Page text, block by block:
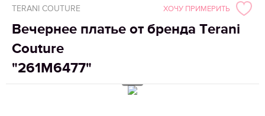
TERANI COUTURE
Вечернее платье от бренда Terani
Couture
"261М6477"
ХОЧУ ПРИМЕРИТЬ